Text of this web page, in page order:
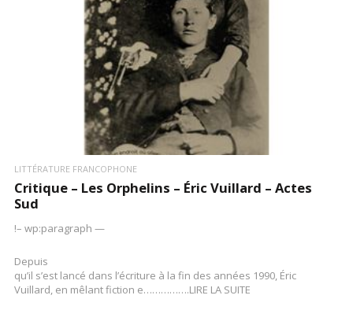
LIRE LA SUITE
LITTÉRATURE FRANCOPHONE
Critique – Les Orphelins – Éric Vuillard – Actes
Sud
!– wp:paragraph —
Depuis
qu’il s’est lancé dans l’écriture à la fin des années 1990, Éric
Vuillard, en mêlant fiction e…………….LIRE LA SUITE